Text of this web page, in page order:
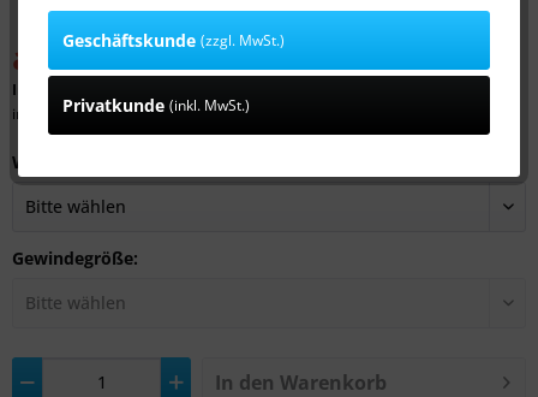
ab 15,59 € *
Inhalt:
inkl. MwSt.zzgl. Versandkosten
Werkstoff:
Gewindegröße:
In den Warenkorb
Geschäftskunde (zzgl. MwSt.)
Privatkunde (inkl. MwSt.)